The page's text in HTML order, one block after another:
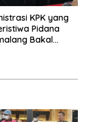
KPK yang
Pidana
Bakal